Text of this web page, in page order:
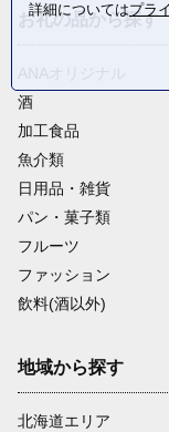
お礼の品から探す
酒
加工食品
魚介類
日用品・雑貨
パン・菓子類
フルーツ
ファッション
飲料(酒以外)
地域から探す
北海道エリア
詳細についてはプラ